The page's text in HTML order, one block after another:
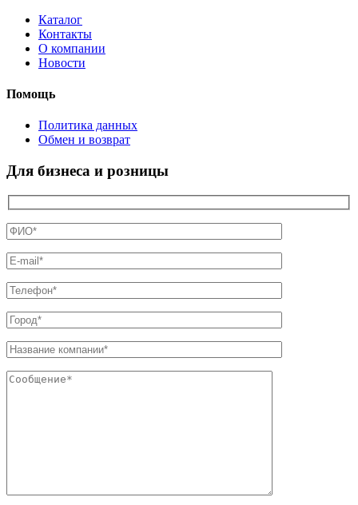
Каталог
Контакты
О компании
Новости
Помощь
Политика данных
Обмен и возврат
Для бизнеса и розницы